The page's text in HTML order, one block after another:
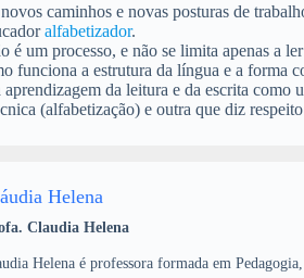
caminhos e novas posturas de
alfabetizador.
é um processo, e não se limita apenas a
funciona a estrutura da língua e a forma
da leitura e da escrita como
(alfabetização) e outra que diz
Helena
Claudia Helena
Helena é professora formada em